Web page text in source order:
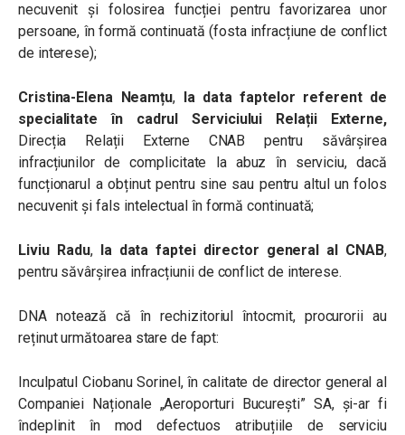
necuvenit și folosirea funcției pentru favorizarea unor
persoane, în formă continuată (fosta infracțiune de conflict
de interese);
Cristina-Elena Neamțu, la data faptelor referent de
specialitate în cadrul Serviciului Relații Externe,
Direcția Relații Externe CNAB pentru săvârșirea
infracțiunilor de complicitate la abuz în serviciu, dacă
funcționarul a obținut pentru sine sau pentru altul un folos
necuvenit șifals intelectual în formă continuată;
Liviu Radu, la data faptei director general al CNAB,
pentru săvârșirea infracțiunii de conflict de interese.
DNA notează că în rechizitoriul întocmit, procurorii au
reținut următoarea stare de fapt:
Inculpatul Ciobanu Sorinel, în calitate de director general al
Companiei Naționale „Aeroporturi București” SA, și-ar fi
îndeplinit în mod defectuos atribuțiile de serviciu